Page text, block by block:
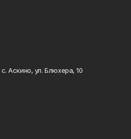
Аскино, ул. Блюхера, 10